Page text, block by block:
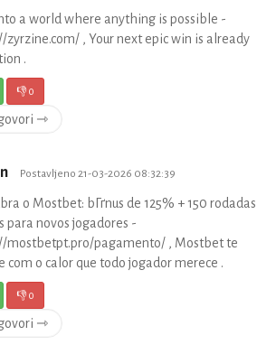
a world where anything is possible -
zyrzine.com/ , Your next epic win is already
.
👎0
⇾
Postavljeno 21-03-2026 08:32:39
o Mostbet: bГґnus de 125% + 150 rodadas
para novos jogadores -
mostbetpt.pro/pagamento/ , Mostbet te
com o calor que todo jogador merece .
👎0
⇾